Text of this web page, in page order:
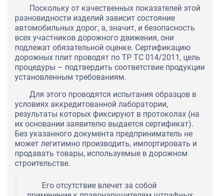
Поскольку от качественных показателей этой
разновидности изделий зависит состояние
автомобильных дорог, а, значит, и безопасность
всех участников дорожного движения, они
подлежат обязательной оценке. Сертификацию
дорожных плит проводят по ТР ТС 014/2011, цель
процедуры – подтвердить соответствие продукции
установленным требованиям.
Для этого проводятся испытания образцов в
условиях аккредитованной лаборатории,
результаты которых фиксируют в протоколах (на
их основании заявителю выдается сертификат).
Без указанного документа предприниматель не
может легитимно производить, импортировать и
продавать товары, используемые в дорожном
строительстве.
Его отсутствие влечет за собой